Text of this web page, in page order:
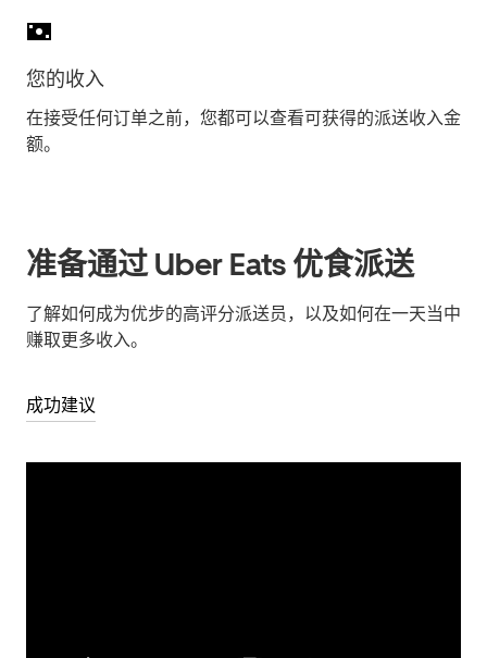
您的收入
在接受任何订单之前，您都可以查看可获得的派送收入金
额。
准备通过 Uber Eats 优食派送
了解如何成为优步的高评分派送员，以及如何在一天当中
赚取更多收入。
成功建议